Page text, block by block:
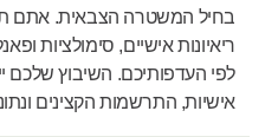
בחיל המשטרה הצבאית. אתם
ריאיונות אישיים, סימולציות
לפי העדפותיכם. השיבוץ שלכם
אישיות, התרשמות הקצינים